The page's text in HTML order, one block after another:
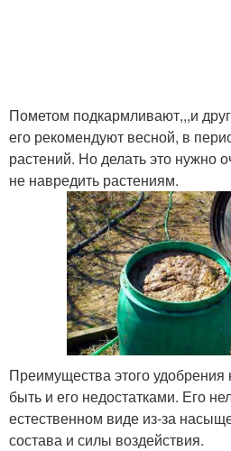
Пометом подкармливают,,,и
его рекомендуют весной, в
растений. Но делать это нужно
не навредить растениям.
Преимущества этого
быть и его недостатками. Его
естественном виде из-за
состава и силы воздействия.